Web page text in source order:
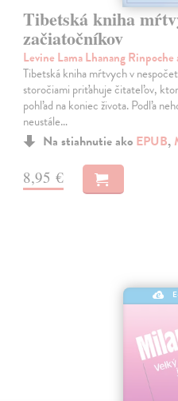
Tibetská kniha
začiatočníkov
Levine Lama Lhanang
Tibetská kniha mŕtvych v
storočiami priťahuje čitateľov,
pohľad na koniec života. Podľa
neustále…
Na stiahnutie ako EPUB,
8,95 €